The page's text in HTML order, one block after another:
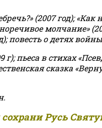
(2007 год); «Как
молчание»
о детях
пьеса в стихах
сказка
Русь